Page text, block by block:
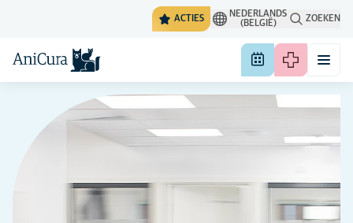
ACTIES
NEDERLANDS
(BELGIË)
ZOEKEN